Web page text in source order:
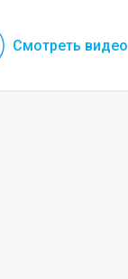
Смотреть видео